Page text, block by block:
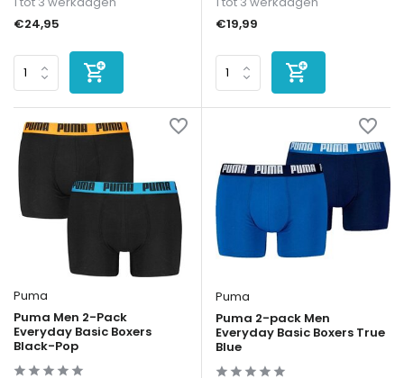
€24,95
€19,99
Puma
Puma Men 2-Pack
Everyday Basic Boxers
Black-Pop
Puma
Puma 2-pack Men
Everyday Basic Boxers True
Blue